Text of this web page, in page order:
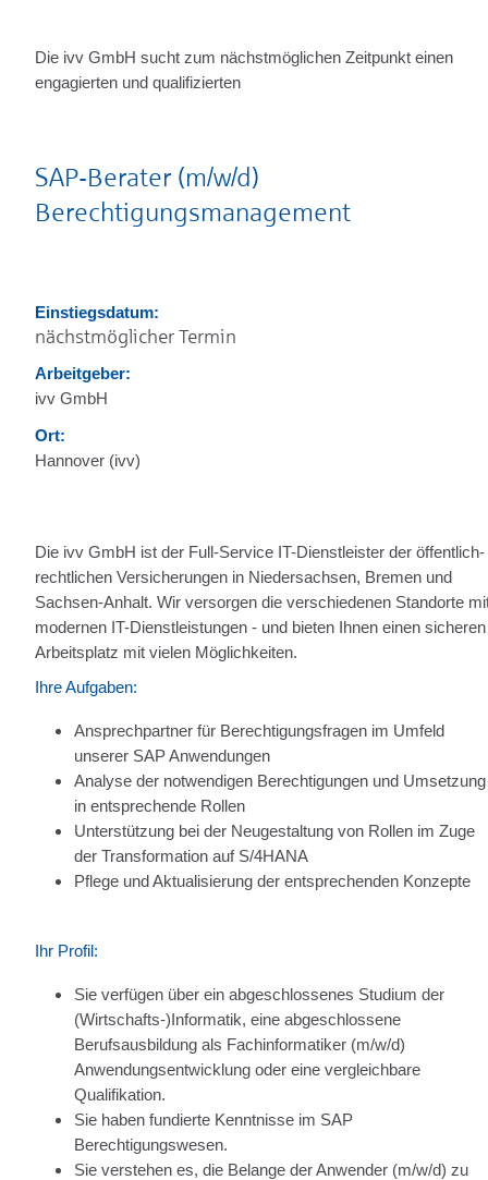
Die ivv GmbH sucht zum nächstmöglichen Zeitpunkt einen
engagierten und qualifizierten
SAP-Berater (m/w/d)
Berechtigungsmanagement
Einstiegsdatum:
nächstmöglicher Termin
Arbeitgeber:
ivv GmbH
Ort:
Hannover (ivv)
Die ivv GmbH ist der Full-Service IT-Dienstleister der öffentlich-
rechtlichen Versicherungen in Niedersachsen, Bremen und
Sachsen-Anhalt. Wir versorgen die verschiedenen Standorte
modernen IT-Dienstleistungen - und bieten Ihnen einen sicheren
Arbeitsplatz mit vielen Möglichkeiten.
Ihre Aufgaben:
Ansprechpartner für Berechtigungsfragen im Umfeld
unserer SAP Anwendungen
Analyse der notwendigen Berechtigungen und Umsetzung
in entsprechende Rollen
Unterstützung bei der Neugestaltung von Rollen im Zuge
der Transformation auf S/4HANA
Pflege und Aktualisierung der entsprechenden Konzepte
Ihr Profil:
Sie verfügen über ein abgeschlossenes Studium der
(Wirtschafts-)Informatik, eine abgeschlossene
Berufsausbildung als Fachinformatiker (m/w/d)
Anwendungs­entwicklung oder eine vergleichbare
Qualifikation.
Sie haben fundierte Kenntnisse im SAP
Berechtigungswesen.
Sie verstehen es, die Belange der Anwender (m/w/d) zu